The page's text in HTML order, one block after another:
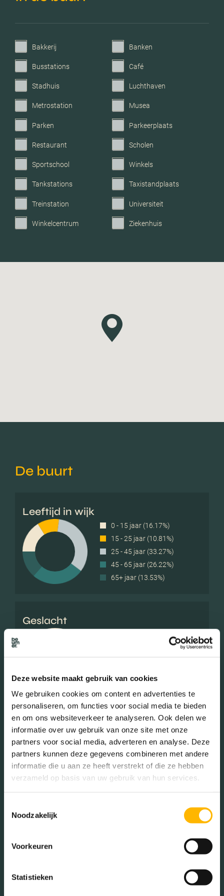
Deze website maakt gebruik van cookies
We gebruiken cookies om content en advertenties te
personaliseren, om functies voor social media te bieden
en om ons websiteverkeer te analyseren. Ook delen we
informatie over uw gebruik van onze site met onze
partners voor social media, adverteren en analyse. Deze
partners kunnen deze gegevens combineren met andere
informatie die u aan ze heeft verstrekt of die ze hebben
verzameld op basis van uw gebruik van hun services.
Noodzakelijk
Voorkeuren
Statistieken
Bakkerij Banken
Busstations Café
Stadhuis Luchthaven
Metrostation Musea
Parken Parkeerplaats
Restaurant Scholen
Sportschool Winkels
Tankstations Taxistandplaats
Treinstation Universiteit
Winkelcentrum Ziekenhuis
De buurt
Leeftijd in wijk
0 - 15 jaar (16.17%)
15 - 25 jaar (10.81%)
25 - 45 jaar (33.27%)
45 - 65 jaar (26.22%)
65+ jaar (13.53%)
Geslacht
Gezinnen met kinderen
Met kinderen (32.11%)
Zonder kinderen (24.37%)
Éénpersoons huishoudens